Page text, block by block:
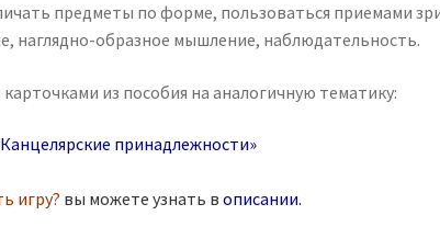
предметы по форме, пользоваться приемами
наглядно-образное мышление, наблюдательность.
из пособия на аналогичную тематику:
принадлежности»
игру? вы можете узнать в описании.